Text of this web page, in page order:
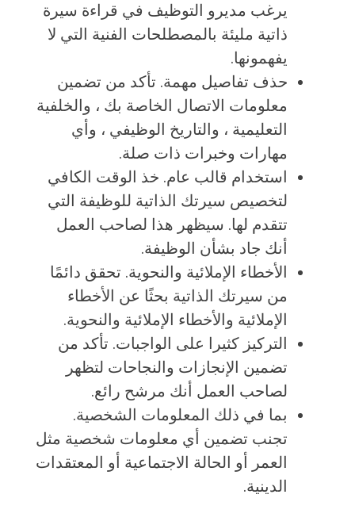
يرغب مديرو التوظيف في قراءة سيرة
ذاتية مليئة بالمصطلحات الفنية التي لا
يفهمونها.
حذف تفاصيل مهمة. تأكد من تضمين
معلومات الاتصال الخاصة بك ، والخلفية
التعليمية ، والتاريخ الوظيفي ، وأي
مهارات وخبرات ذات صلة.
استخدام قالب عام. خذ الوقت الكافي
لتخصيص سيرتك الذاتية للوظيفة التي
تتقدم لها. سيظهر هذا لصاحب العمل
أنك جاد بشأن الوظيفة.
الأخطاء الإملائية والنحوية. تحقق دائمًا
من سيرتك الذاتية بحثًا عن الأخطاء
الإملائية والأخطاء الإملائية والنحوية.
التركيز كثيرا على الواجبات. تأكد من
تضمين الإنجازات والنجاحات لتظهر
لصاحب العمل أنك مرشح رائع.
بما في ذلك المعلومات الشخصية.
تجنب تضمين أي معلومات شخصية مثل
العمر أو الحالة الاجتماعية أو المعتقدات
الدينية.